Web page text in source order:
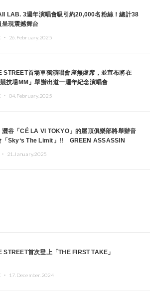
LAB. 3週年演唱會吸引約20,000名粉絲！總計38
呈現震撼舞台
・ 26.February.2025
STREET首場單獨演唱會座無虛席，並宣布將在
競技場MM」舉辦出道一週年紀念演唱會
・ 04.February.2025
澀谷「CÉ LA VI TOKYO」的屋頂俱樂部將舉辦音
「Sky‘s The Limit」!! GREEN ASSASSIN
21.January.2025
STREET首次登上「THE FIRST TAKE」
・ 17.December.2024